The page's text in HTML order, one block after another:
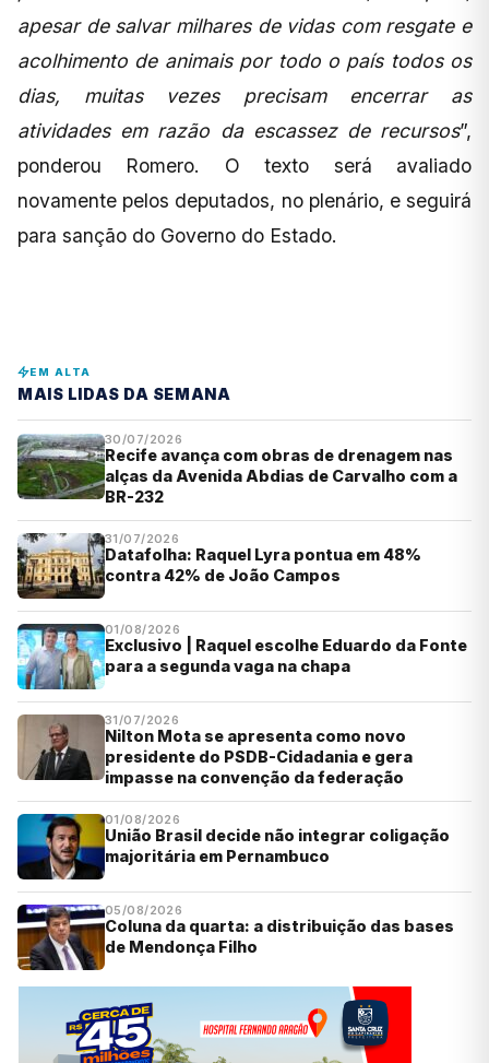
apesar de salvar milhares de vidas com resgate e
acolhimento de animais por todo o país todos os
dias, muitas vezes precisam encerrar as
atividades em razão da escassez de recursos”,
ponderou Romero. O texto será avaliado
novamente pelos deputados, no plenário, e seguirá
para sanção do Governo do Estado.
EM ALTA
MAIS LIDAS DA SEMANA
30/07/2026
Recife avança com obras de drenagem nas
alças da Avenida Abdias de Carvalho com a
BR-232
31/07/2026
Datafolha: Raquel Lyra pontua em 48%
contra 42% de João Campos
01/08/2026
Exclusivo | Raquel escolhe Eduardo da Fonte
para a segunda vaga na chapa
31/07/2026
Nilton Mota se apresenta como novo
presidente do PSDB-Cidadania e gera
impasse na convenção da federação
01/08/2026
União Brasil decide não integrar coligação
majoritária em Pernambuco
05/08/2026
Coluna da quarta: a distribuição das bases
de Mendonça Filho